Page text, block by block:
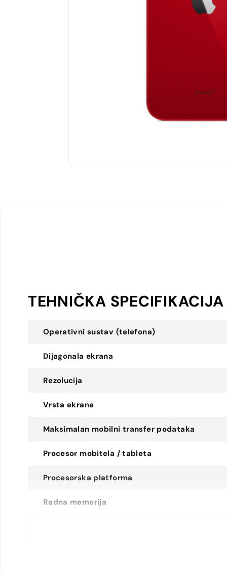
TEHNIČKA SPECIFIKACIJA
Operativni sustav (telefona)
Dijagonala ekrana
Rezolucija
Vrsta ekrana
Maksimalan mobilni transfer podataka
Procesor mobitela / tableta
Procesorska platforma
Radna memorija